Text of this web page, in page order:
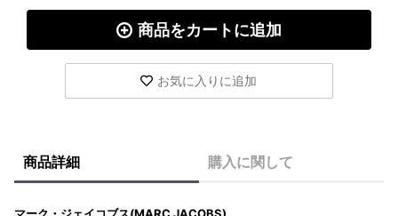
商品をカートに追加
お気に入りに追加
商品詳細 購入に関して